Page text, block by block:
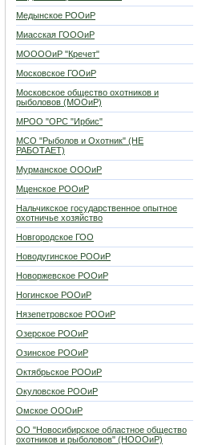
Медынское РООиР
Миасская ГОООиР
МООООиР "Кречет"
Московское ГООиР
Московское общество охотников и
рыболовов (МООиР)
МРОО "ОРС "Ирбис"
МСО "Рыболов и Охотник" (НЕ
РАБОТАЕТ)
Мурманское ОООиР
Мценское РООиР
Нальчикское государственное опытное
охотничье хозяйство
Новгородское ГОО
Новодугинское РООиР
Новоржевское РООиР
Ногинское РООиР
Нязепетровское РООиР
Озерское РООиР
Озинское РООиР
Октябрьское РООиР
Окуловское РООиР
Омское ОООиР
ОО "Новосибирское областное общество
охотников и рыболовов" (НОООиР)